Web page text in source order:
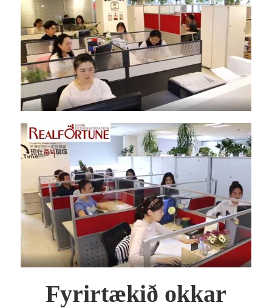
Fyrirtækið okkar